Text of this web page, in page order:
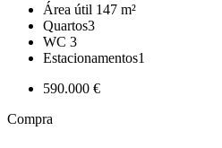
Área útil 147 m²
Quartos3
WC 3
Estacionamentos1
590.000 €
Compra